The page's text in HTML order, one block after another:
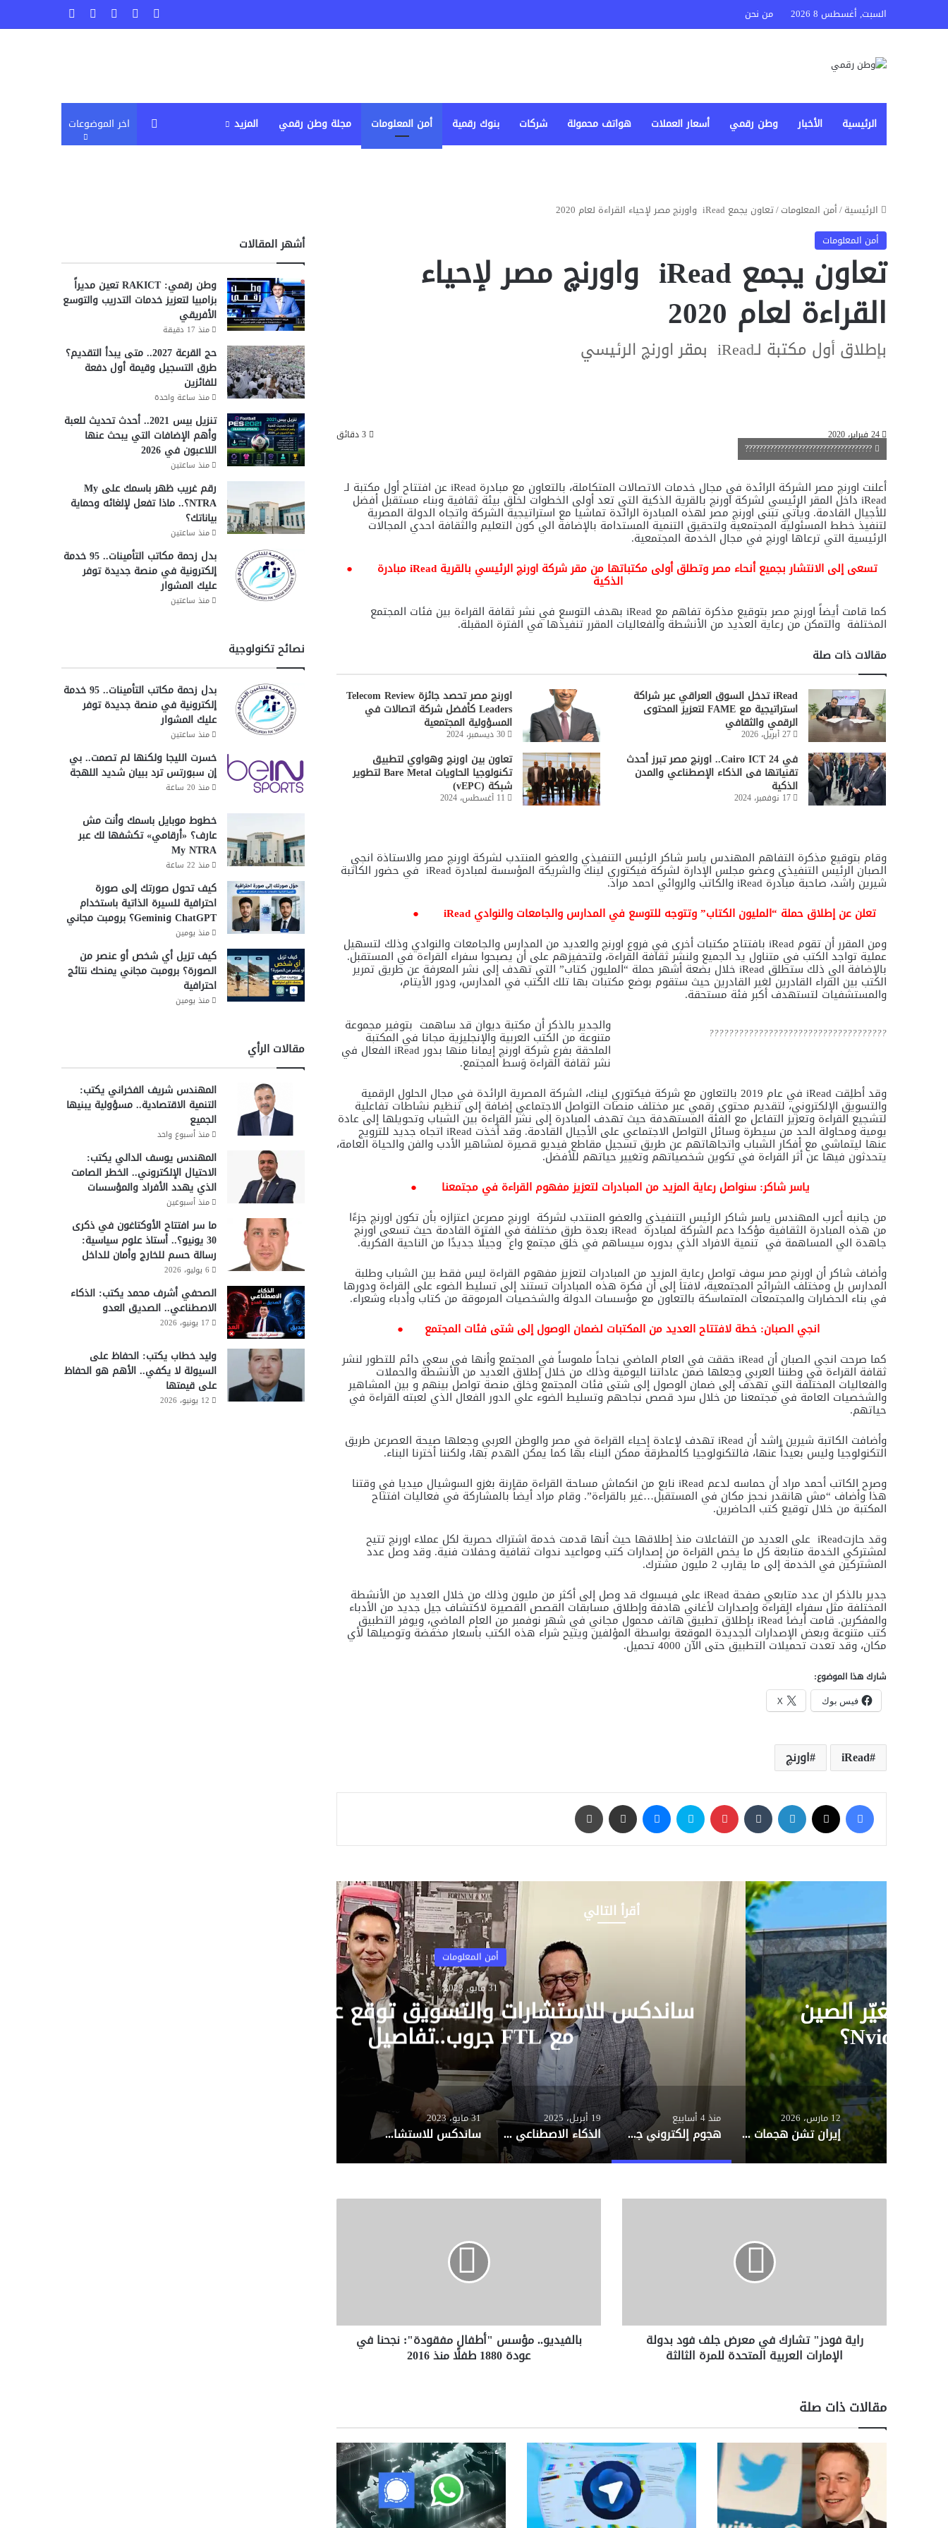
السبت, أغسطس 8 2026 من نحن فيسبوك لينكدإن ‫YouTube
الرئيسية الأخبار وطن رقمي أسعار العملات هواتف محمولة شركات بنوك رقمية أمن المعلومات مجلة وطن رقمي المزيد إضافة عمود جانبي
اخر الموضوعات
الرئيسية/أمن المعلومات/تعاون يجمع iRead واورنچ مصر لإحياء القراءة لعام 2020
أمن المعلومات
تعاون يجمع iRead واورنچ مصر لإحياء
القراءة لعام 2020
بإطلاق أول مكتبة لـiRead بمقر اورنچ الرئيسي
24 فبراير، 2020
????????????????????????????????????
أعلنت اورنچ مصر الشركة الرائدة في مجال خدمات الاتصالات المتكاملة، بالتعاون مع مبادرة iRead عن افتتاح أول مكتبة لـ
iRead داخل المقر الرئيسي لشركة اورنچ بالقرية الذكية التي تعد أولى الخطوات لخلق بيئة ثقافية وبناء مستقبل أفضل
للأجيال القادمة. ويأتي تبنى اورنچ مصر لهذه المبادرة الرائدة تماشيا مع استراتيجية الشركة واتجاه الدولة المصرية
لتنفيذ خطط المسئولية المجتمعية ولتحقيق التنمية المستدامة بالإضافة الي كون التعليم والثقافة احدي المجالات
الرئيسية التي ترعاها اورنچ في مجال الخدمة المجتمعية.
●
مبادرةiReadتسعى إلى الانتشار بجميع أنحاء مصر وتطلق أولى مكتباتها من مقر شركة اورنچ الرئيسي بالقرية
كما قامت أيضاً اورنچ مصر بتوقيع مذكرة تفاهم مع iRead بهدف التوسع في نشر ثقافة القراءة بين فئات المجتمع
المختلفة والتمكن من رعاية العديد من الأنشطة والفعاليات المقرر تنفيذها في الفترة المقبلة.
مقالات ذات صلة
iRead تدخل السوق العراقي عبر شراكة
استراتيجية مع FAME لتعزيز المحتوى
الرقمي والثقافي
27 أبريل، 2026
اورنچ مصر تحصد جائزة Telecom Review
Leaders كأفضل شركة اتصالات في
المسؤولية المجتمعية
30 ديسمبر، 2024
في Cairo ICT 24.. اورنچ مصر تبرز أحدث
تقنياتها فى الذكاء الإصطناعي والمدن
الذكية
17 نوفمبر، 2024
تعاون بين اورنچ وهواوي لتطبيق
تكنولوجيا الحاويات Bare Metal لتطوير
شبكة (vEPC)
11 أغسطس، 2024
وقام بتوقيع مذكرة التفاهم المهندس ياسر شاكر الرئيس التنفيذي والعضو المنتدب لشركة اورنچ مصر والاستاذة انجي
الصبان الرئيس التنفيذي وعضو مجلس الإدارة لشركة فيكتوري لينكوالشريكة المؤسسة لمبادرةiRead في حضور الكاتبة
شيرين راشد، صاحبة مبادرة iReadوالكاتب والروائي احمد مراد.
● iRead
ومن المقرر أن تقوم iRead بافتتاح مكتبات أخرى في فروع اورنچ والعديد من المدارس والجامعات والنوادي وذلك لتسهيل
عملية تواجد الكتب في متناول يد الجميع ولنشر ثقافة القراءة، ولتحفيزهم على أن يصبحوا سفراء القراءة في المستقبل.
بالإضافة الي ذلك ستطلق iRead خلال بضعة أشهر حملة “المليون كتاب” التي تهدف إلى نشر المعرفة عن طريق تمرير
الكتب بين القراء القادرين لغير القادرين حيث ستقوم بوضع مكتبات بها تلك الكتب في المدارس، ودور الأيتام،
والمستشفيات لتستهدف أكبر فئة مستحقة.
???????????????????????????????????? والجدير بالذكر أن مكتبة ديوان قد ساهمت بتوفير مجموعة
متنوعة من الكتب العربية والإنجليزية مجانا في المكتبة
الملحقة بفرع شركة اورنچ إيمانا منها بدورiRead الفعال في
نشر ثقافة القراءة وَسط المجتمع.
وقد أطلِقت iRead في عام 2019 بالتعاون مع شركة فيكتوري لينك، الشركة المصرية الرائدة في مجال الحلول الرقمية
والتسويق الإلكتروني، لتقديم محتوى رقمي عبر مختلف منصات التواصل الاجتماعي إضافة إلى تنظيم نشاطات تفاعلية
لتشجيع القراءة وتعزيز التفاعل مع الفئة المستهدفة حيث تهدف المبادرة إلى نشر القراءة بين الشباب وتحويلها إلى عادة
يومية ومحاولة الحد من سيطرة وسائل التواصل الاجتماعي على الأجيال القادمة. وقد أخذت iRead اتجاه جديد للترويج
عنها ليتماشى مع أفكار الشباب واتجاهاتهم عن طريق تسجيل مقاطع فيديو قصيرة لمشاهير الأدب والفن والحياة العامة،
يتحدثون فيها عن أثر القراءة في تكوين شخصياتهم وتغيير حياتهم للأفضل.
● ياسر شاكر: سنواصل رعاية المزيد من المبادرات لتعزيز مفهوم القراءة في مجتمعنا
من جانبه أعرب المهندس ياسر شاكر الرئيس التنفيذي والعضو المنتدب لشركة اورنچ مصرعن اعتزازه بأن تكون اورنچ جزءًا
من هذه المبادرة الثقافية مؤكدا دعم الشركة لمبادرةiReadبعدة طرق مختلفة في الفترة القادمة حيث تسعى اورنچ
جاهدة الي المساهمة في تنمية الافراد الذي بدوره سيساهم في خلق مجتمع واع وجيلًا جديدًا من الناحية الفكرية.
وأضاف شاكر أن اورنچ مصر سوف تواصل رعاية المزيد من المبادرات لتعزيز مفهوم القراءة ليس فقط بين الشباب وطلبة
المدارس بل ومختلف الشرائح المجتمعية، لافتاَ إلى أن فكرة هذه المبادرات تستند إلى تسليط الضوء على القراءة ودورها
في بناء الحضارات والمجتمعات المتماسكة بالتعاون مع مؤسسات الدولة والشخصيات المرموقة من كتاب وأدباء وشعراء.
● انجي الصبان: خطة لافتتاح العديد من المكتبات لضمان الوصول إلى شتى فئات المجتمع
كما صرحت انجي الصبان أن iRead حققت في العام الماضي نجاحاً ملموساً في المجتمع وأنها في سعي دائم للتطور لنشر
ثقافة القراءة في وطننا العربي وجعلها ضمن عاداتنا اليومية وذلك من خلال إطلاق العديد من الأنشطة والحملات
والفعاليات المختلفة التي تهدف إلى ضمان الوصول إلى شتى فئات المجتمع وخلق منصة تواصل بينهم و بين المشاهير
والشخصيات العامة في مجتمعنا من خلال سرد قصص نجاحهم وتسليط الضوء علي الدور الفعال الذي لعبته القراءة في
حياتهم.
وأضافت الكاتبة شيرين راشد أن iReadتهدف لإعادة إحياء القراءة في مصر والوطن العربي وجعلها صيحة العصرعن طريق
التكنولوجيا وليس بعيداً عنها، فالتكنولوجيا كالمطرقة ممكن البناء بها كما يمكن الهدم بها، ولكننا أخترنا البناء.
وصرح الكاتب أحمد مراد أن حماسه لدعم iRead نابع من انكماش مساحة القراءة مقارنة بغزو السوشيال ميديا في وقتنا
هذا وأضاف “مش هانقدر نحجز مكان في المستقبل…غير بالقراءة”. وقام مراد أيضاً بالمشاركة في فعاليات افتتاح
المكتبة من خلال توقيع كتب الحاضرين.
وقد حازتiRead على العديد من التفاعلات منذ إطلاقها حيث أنها قدمت خدمة اشتراك حصرية لكل عملاء اورنچ تتيح
لمشتركي الخدمة متابعة كل ما يخص القراءة من إصدارات كتب ومواعيد ندوات ثقافية وحفلات فنية. وقد وصل عدد
المشتركين في الخدمة إلى ما يقارب 2 مليون مشترك.
جدير بالذكر ان عدد متابعي صفحة iRead على فيسبوك قد وصل إلى أكثر من مليون وذلك من خلال العديد من الأنشطة
المختلفة مثل سفراء القراءة وإصدارات لأغاني هادفة وإطلاق مسابقات القصص القصيرة لاكتشاف جيل جديد من الأدباء
والمفكرين. قامت أيضاًiReadبإطلاق تطبيق هاتف محمول مجاني في شهر نوفمبر من العام الماضي، ويوفر التطبيق
كتب متنوعة وبعض الإصدارات الجديدة الموقعة بواسطة المؤلفين ويتيح شراء هذه الكتب بأسعار مخفضة وتوصيلها لأي
مكان، وقد تعدت تحميلات التطبيق حتى الآن 4000 تحميل.
شارك هذا الموضوع:
فيس بوك X
iRead اورنچ
أقرأ التالي
أمن المعلومات
ساندكس للاستشارات والتسويق توقع عقد تعاون
مع FTL جروب..تفاصيل
إيران تشن هجمات سيبرانية على الشرق
12 مارس، 2026
إيران تشن هجمات سيبرانية على الشرق الأوسط وأمريكا.. التفاصيل الكاملة
منذ 4 أسابيع
هجوم إلكتروني جديد يستهدف أندرويد.. كل ما يجب معرفته عن RedHook
19 أبريل، 2025
الذكاء الاصطناعي تحت الحصار… كيف تغيّر الصين استراتيجيتها في مواجهة قيود Nvidia؟
31 مايو، 2023
ساندكس للاستشارات والتسويق توقع عقد تعاون مع FTL جروب..تفاصيل
"
ف
ي
ل
راية فودز" تشارك في معرض جلف فود بدولة
الإمارات العربية المتحدة للمرة الثالثة
.
أ
ط
ف
ا
ل
م
ف
بالفيديو.. مؤسس "أطفال مفقودة": نجحنا في
عودة 1880 طفلًا منذ 2016
مقالات ذات صلة
أشهر المقالات
وطن رقمي: RAKICT تعين مديراً
بزامبيا لتعزيز خدمات التدريب والتوسع
الأفريقي
منذ 17 دقيقة
حج القرعة 2027.. متى يبدأ التقديم؟
طرق التسجيل وقيمة أول دفعة
للفائزين
منذ ساعة واحدة
تنزيل بيس 2021.. أحدث تحديث للعبة
وأهم الإضافات التي يبحث عنها
اللاعبون في 2026
منذ ساعتين
رقم غريب ظهر باسمك على My
NTRA؟.. ماذا تفعل لإلغائه وحماية
بياناتك؟
منذ ساعتين
بدل زحمة مكاتب التأمينات.. 95 خدمة
إلكترونية في منصة جديدة توفر
عليك المشوار
منذ ساعتين
نصائح تكنولوجية
بدل زحمة مكاتب التأمينات.. 95 خدمة
إلكترونية في منصة جديدة توفر
عليك المشوار
منذ ساعتين
خسرت الليجا ولكنها لم تصمت.. بي
إن سبورتس ترد ببيان شديد اللهجة
منذ 20 ساعة
خطوط موبايل باسمك وأنت مش
عارف؟ «أرقامي» تكشفها لك عبر
My NTRA
منذ 22 ساعة
كيف تحول صورتك إلى صورة
احترافية للسيرة الذاتية باستخدام
ChatGPT وGemini؟ برومبت مجاني
منذ يومين
كيف تزيل أي شخص أو عنصر من
الصورة؟ برومبت مجاني يمنحك نتائج
احترافية
منذ يومين
مقالات الرأي
المهندس شريف الفخراني يكتب:
التنمية الاقتصادية.. مسؤولية يبنيها
الجميع
منذ أسبوع واحد
المهندس يوسف الدالي يكتب:
الاحتيال الإلكتروني.. الخطر الصامت
الذي يهدد الأفراد والمؤسسات
منذ أسبوعين
ما سر افتتاح الأوكتاغون في ذكرى
30 يونيو؟.. أستاذ علوم سياسية:
رسالة حسم للخارج وأمان للداخل
6 يوليو، 2026
الصحفي أشرف محمد يكتب: الذكاء
الاصطناعي.. الصديق العدو
17 يونيو، 2026
وليد خطاب يكتب: الحفاظ على
السيولة لا يكفي.. الأهم هو الحفاظ
على قيمتها
12 يونيو، 2026